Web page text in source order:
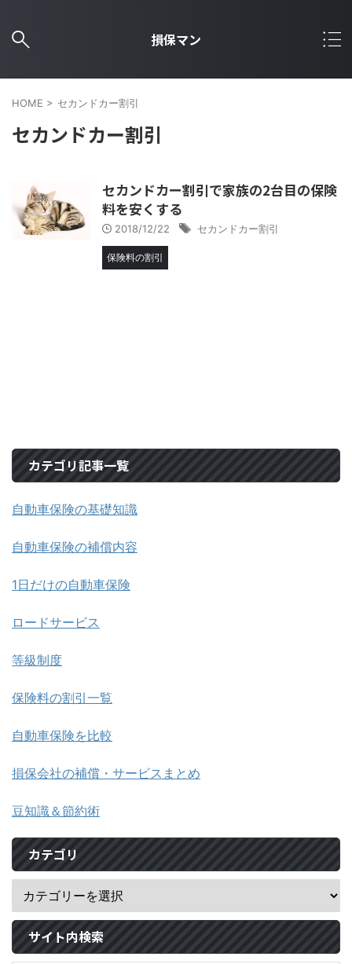
損保マン
HOME > セカンドカー割引
セカンドカー割引
セカンドカー割引で家族の2台目の保険
料を安くする
2018/12/22 セカンドカー割引
保険料の割引
カテゴリ記事一覧
自動車保険の基礎知識
自動車保険の補償内容
1日だけの自動車保険
ロードサービス
等級制度
保険料の割引一覧
自動車保険を比較
損保会社の補償・サービスまとめ
豆知識＆節約術
カテゴリ
サイト内検索